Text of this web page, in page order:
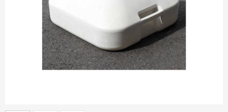
ターゲットから探す
目的・シーンから探す